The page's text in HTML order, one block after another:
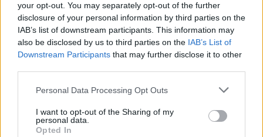
your opt-out. You may separately opt-out of the further
disclosure of your personal information by third parties on the
IAB’s list of downstream participants. This information may
also be disclosed by us to third parties on the IAB’s List of
Downstream Participants that may further disclose it to other
Please note that this website/app uses one or more Google
not limited to your visit or usage behaviour. You may click to
grant or deny consent to Google and its third-party tags to
Personal Data Processing Opt Outs
I want to opt-out of the Sharing of my
personal data.
Opted In
Yhtiömuodot
Yksityinen osakeyhtiö